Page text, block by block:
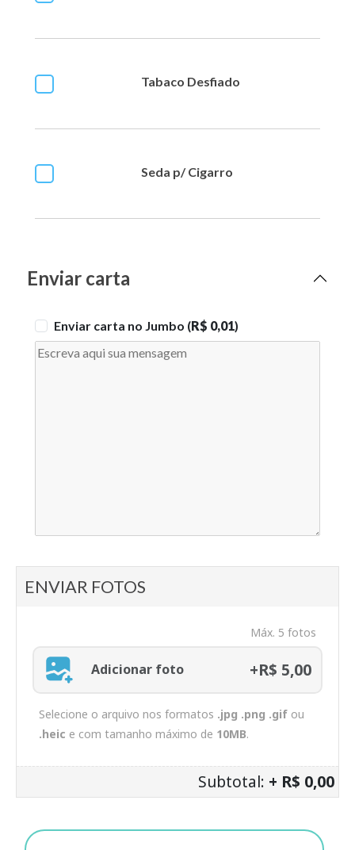
Tabaco Desfiado
Seda p/ Cigarro
Enviar carta
Enviar carta no Jumbo (R$ 0,01)
ENVIAR FOTOS
Máx. 5 fotos
Adicionar foto +R$ 5,00
Selecione o arquivo nos formatos .jpg .png .gif ou
.heic e com tamanho máximo de 10MB.
Subtotal: + R$ 0,00